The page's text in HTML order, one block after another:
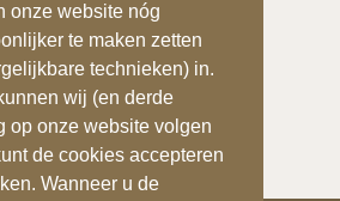
onze website nóg
te maken zetten
technieken) in.
wij (en derde
op onze website volgen
de cookies accepteren
Wanneer u de
onze website nóg
te maken zetten
technieken) in.
wij (en derde
op onze website volgen
de cookies accepteren
Wanneer u de
93